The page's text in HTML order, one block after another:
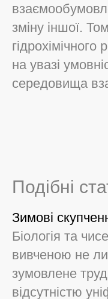
зміну іншої.
на увазі
середовища
Подібні
Зимові
Біологія та
вивченою не
зумовлене
відсутністю